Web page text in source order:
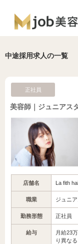
中途採用求人の一覧
正社員
美容師｜ジュニアス
店舗名 La fith
職業 ジュニ
勤務形態 正社員
給与
月給23
り異な